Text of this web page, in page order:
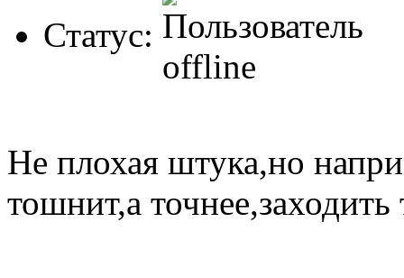
Статус:
Не плохая штука,но
тошнит,а